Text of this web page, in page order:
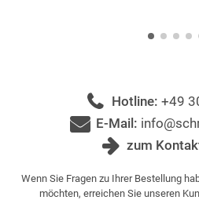
Hotline: +49
E-Mail:
zum
Wenn Sie Fragen zu Ihrer Bestellung
möchten, erreichen Sie unseren